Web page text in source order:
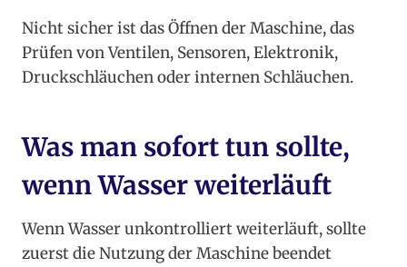
Nicht sicher ist das Öffnen der Maschine, das
Prüfen von Ventilen, Sensoren, Elektronik,
Druckschläuchen oder internen Schläuchen.
Was man sofort tun sollte,
wenn Wasser weiterläuft
Wenn Wasser unkontrolliert weiterläuft, sollte
zuerst die Nutzung der Maschine beendet